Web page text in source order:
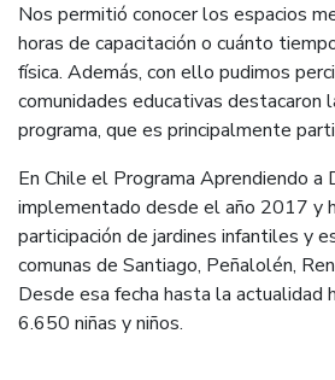
Nos permitió conocer los espacios
horas de capacitación o cuánto
física. Además, con ello pudimos
comunidades educativas
programa, que es principalmente
En Chile el Programa Aprendiendo a
implementado desde el año 2017 y
participación de jardines infantiles y
comunas de Santiago, Peñalolén,
Desde esa fecha hasta la actualidad
6.650 niñas y niños.